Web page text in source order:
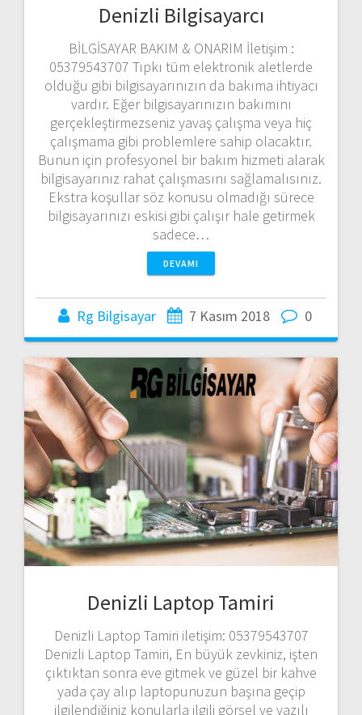
Denizli Bilgisayarcı
BİLGİSAYAR BAKIM & ONARIM İletişim :
05379543707 Tıpkı tüm elektronik aletlerde
olduğu gibi bilgisayarınızın da bakıma ihtiyacı
vardır. Eğer bilgisayarınızın bakımını
gerçekleştirmezseniz yavaş çalışma veya hiç
çalışmama gibi problemlere sahip olacaktır.
Bunun için profesyonel bir bakım hizmeti alarak
bilgisayarınız rahat çalışmasını sağlamalısınız.
Ekstra koşullar söz konusu olmadığı sürece
bilgisayarınızı eskisi gibi çalışır hale getirmek
sadece…
DEVAMI
Rg Bilgisayar 7 Kasım 2018 0
Denizli Laptop Tamiri
Denizli Laptop Tamiri iletişim: 05379543707
Denizli Laptop Tamiri, En büyük zevkiniz, işten
çıktıktan sonra eve gitmek ve güzel bir kahve
yada çay alıp laptopunuzun başına geçip
ilgilendiğiniz konularla ilgili görsel ve yazılı